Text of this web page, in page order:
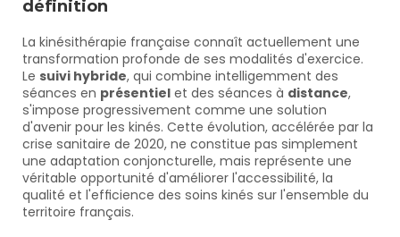
définition
La kinésithérapie française connaît actuellement une
transformation profonde de ses modalités d'exercice.
Le suivi hybride, qui combine intelligemment des
séances en présentiel et des séances à distance,
s'impose progressivement comme une solution
d'avenir pour les kinés. Cette évolution, accélérée par la
crise sanitaire de 2020, ne constitue pas simplement
une adaptation conjoncturelle, mais représente une
véritable opportunité d'améliorer l'accessibilité, la
qualité et l'efficience des soins kinés sur l'ensemble du
territoire français.